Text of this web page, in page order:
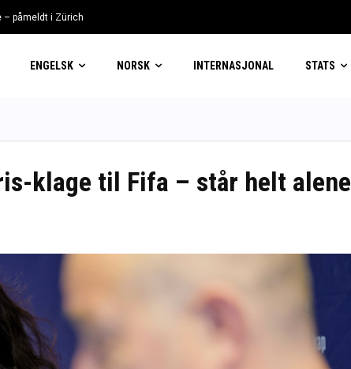
– påmeldt i Zürich
med ny vri
ENGELSK NORSK INTERNASJONAL STATS
klage til Fifa – står helt alene